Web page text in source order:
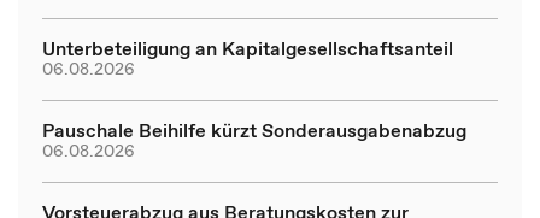
Unterbeteiligung an Kapitalgesellschaftsanteil
06.08.2026
Pauschale Beihilfe kürzt Sonderausgabenabzug
06.08.2026
Vorsteuerabzug aus Beratungskosten zur